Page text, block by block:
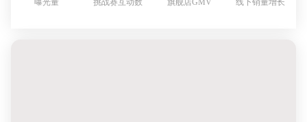
曝光量
挑战赛互动数
旗舰店GMV
线下销量增长